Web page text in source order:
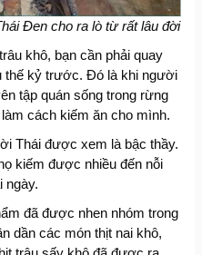
Đen cho ra lò từ rất lâu đời
khô, bạn cần phải quay
thế kỷ trước. Đó là khi người
tập quán sống trong rừng
cách kiếm ăn cho mình.
Thái được xem là bậc thầy.
kiếm được nhiều đến nỗi
ngày.
đã được nhen nhóm trong
dần các món thịt nai khô,